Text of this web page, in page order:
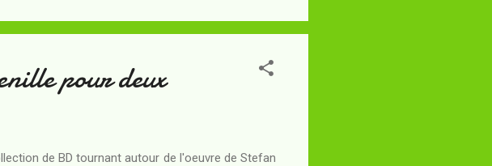
Les deux exploratrices...
pour deux
de BD tournant autour de l'oeuvre de Stefan